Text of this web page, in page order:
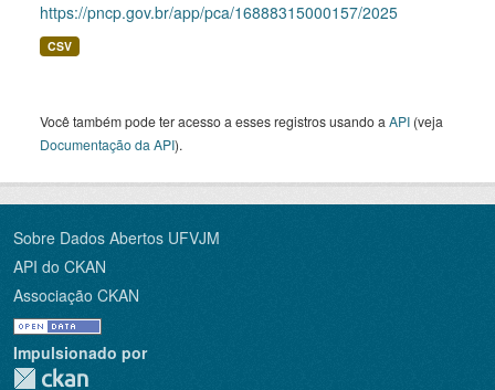
https://pncp.gov.br/app/pca/16888315000157/2025
CSV
Você também pode ter acesso a esses registros usando a API (veja
Documentação da API).
Sobre Dados Abertos UFVJM
API do CKAN
Associação CKAN
Impulsionado por